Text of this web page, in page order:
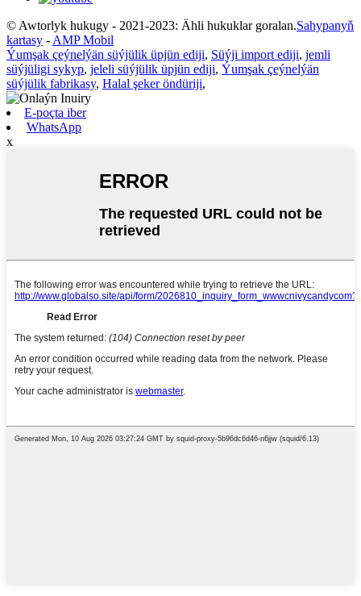
© Awtorlyk hukugy - 2021-2023: Ähli hukuklar goralan.Sahypanyň
kartasy - AMP Mobil
Ýumşak çeýnelýän süýjülik üpjün ediji, Süýji import ediji, jemli
süýjüligi sykyp, jeleli süýjülik üpjün ediji, Ýumşak çeýnelýän
süýjülik fabrikasy, Halal şeker öndüriji,
E-poçta iber
WhatsApp
x